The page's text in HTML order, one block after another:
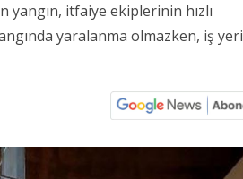
yangın, itfaiye ekiplerinin hızlı
yaralanma olmazken, iş yeri